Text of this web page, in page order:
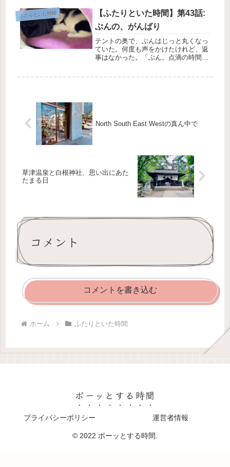
右に、左にと動かしていた体が、やが
て止まり小さな胸が、かすかに上下す
るの...
ふたりといた時間
【ふたりといた時間】第43話:
ぶんの、がんばり
テントの奥で、ぶんはじっと丸くなっ
ていた。何度も声をかけたけれど、返
事はなかった。「ぶん。点滴の時間だ
North South East Westの真ん中で
草津温泉と白根神社、思い出にあた
たまる日
コメント
コメントを書き込む
ホーム ふたりといた時間
ボーッとする時間
プライバシーポリシー 運営者情報
© 2022 ボーッとする時間.